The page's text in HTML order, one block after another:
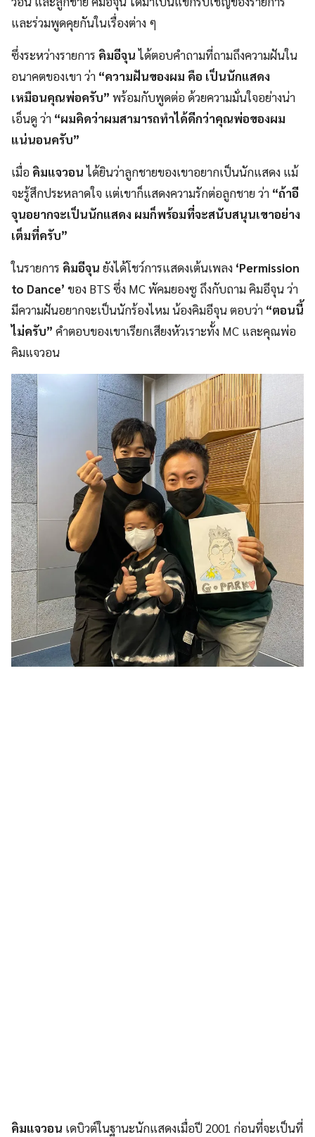
และร่วมพูดคุยกันในเรื่องต่าง ๆ
ซึ่งระหว่างรายการ คิมอีจุนได้ตอบคำถามที่ถามถึงความฝันใน
อนาคตของเขา ว่า “ความฝันของผม คือ เป็นนักแสดง
เหมือนคุณพ่อครับ” พร้อมกับพูดต่อ ด้วยความมั่นใจอย่างน่า
เอ็นดู ว่า “ผมคิดว่าผมสามารถทำได้ดีกว่าคุณพ่อของผม
แน่นอนครับ”
เมื่อ คิมแจวอนได้ยินว่าลูกชายของเขาอยากเป็นนักแสดง แม้
จะรู้สึกประหลาดใจ แต่เขาก็แสดงความรักต่อลูกชาย ว่า “ถ้าอี
จุนอยากจะเป็นนักแสดง ผมก็พร้อมที่จะสนับสนุนเขาอย่าง
เต็มที่ครับ”
ในรายการ คิมอีจุน ยังได้โชว์การแสดงเต้นเพลง ‘Permission
to Dance’ ของ BTS ซึ่ง MC พัคมยองซู ถึงกับถาม คิมอีจุน ว่า
มีความฝันอยากจะเป็นนักร้องไหม น้องคิมอีจุน ตอบว่า “ตอนนี้
ไม่ครับ” คำตอบของเขาเรียกเสียงหัวเราะทั้ง MC และคุณพ่อ
คิมแจวอน
คิมแจวอน เดบิวต์ในฐานะนักแสดงเมื่อปี 2001 ก่อนที่จะเป็นที่